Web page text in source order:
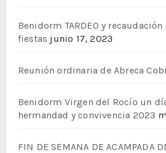
Benidorm TARDEO y
fiestas junio 17, 2023
Reunión ordinaria de Abreca
Benidorm Virgen del Rocío un
hermandad y convivencia 2023
FIN DE SEMANA DE ACAMPADA